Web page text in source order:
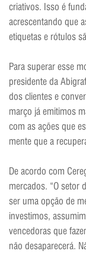
criativos. Isso é
acrescentando que
etiquetas e rótulos
Para superar esse
presidente da
dos clientes e
março já emitimos
com as ações que
mente que a
De acordo com
mercados. “O setor
ser uma opção de
investimos,
vencedoras que
não desaparecerá.